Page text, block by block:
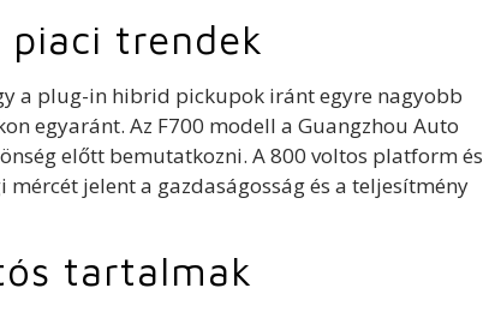
trendek
a plug-in hibrid pickupok iránt egyre nagyobb
egyaránt. Az F700 modell a Guangzhou Auto
előtt bemutatkozni. A 800 voltos platform és
jelent a gazdaságosság és a teljesítmény
tartalmak